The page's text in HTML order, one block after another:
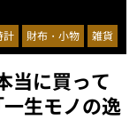
計 財布・小物 雑貨
当に買って
生モノの逸